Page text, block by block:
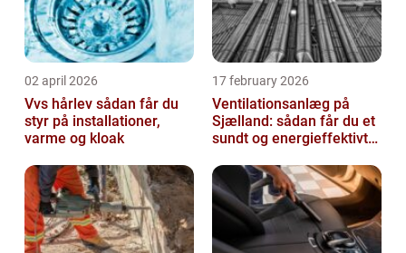
02 april 2026
Vvs hårlev sådan får du
styr på installationer,
varme og kloak
17 february 2026
Ventilationsanlæg på
Sjælland: sådan får du et
sundt og energieffektivt